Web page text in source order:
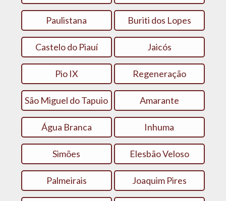
Paulistana Buriti dos Lopes
Castelo do Piauí Jaicós
Pio IX Regeneração
São Miguel do Tapuio Amarante
Água Branca Inhuma
Simões Elesbão Veloso
Palmeirais Joaquim Pires